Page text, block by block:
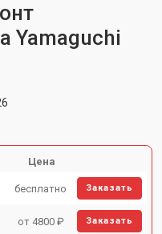
Yamaguchi
Цена
бесплатно Заказать
от 4800 ₽ Заказать